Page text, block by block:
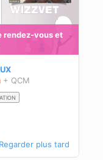
rendez-vous et
+ QCM
Regarder plus tard